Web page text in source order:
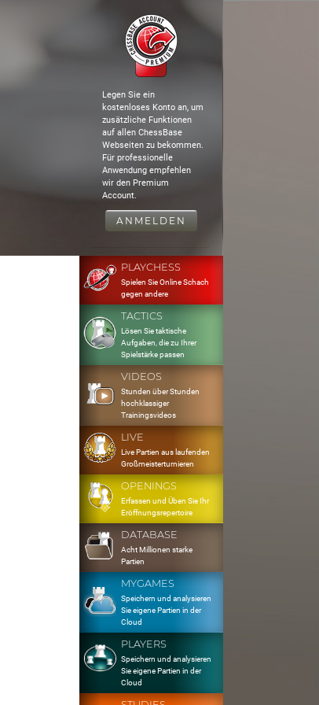
Legen Sie ein
kostenloses Konto an, um
zusätzliche Funktionen
auf allen ChessBase
Webseiten zu bekommen.
Für professionelle
Anwendung empfehlen
wir den Premium
Account.
ANMELDEN
PLAYCHESS
Spielen Sie Online Schach
gegen andere
TACTICS
Lösen Sie taktische
Aufgaben, die zu Ihrer
Spielstärke passen
VIDEOS
Stunden über Stunden
hochklassiger
Trainingsvideos
LIVE
Live Partien aus laufenden
Großmeisterturnieren
OPENINGS
Erfassen und Üben Sie Ihr
Eröffnungsrepertoire
DATABASE
Acht Millionen starke
Partien
MYGAMES
Speichern und analysieren
Sie eigene Partien in der
Cloud
PLAYERS
Speichern und analysieren
Sie eigene Partien in der
Cloud